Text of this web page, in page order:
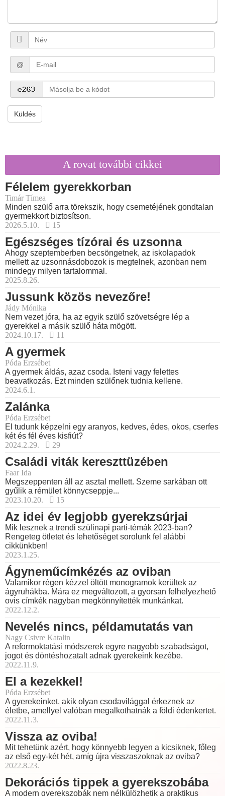
@
Küldés
A rovat további cikkei
Félelem gyerekkorban
Timár Tímea
Minden szülő arra törekszik, hogy csemetéjének gondtalan
gyermekkort biztosítson.
2026.5.10.
15
Egészséges tízórai és uzsonna
Ahogy szeptemberben becsöngetnek, az iskolapadok
mellett az uzsonnásdobozok is megtelnek, azonban nem
mindegy milyen tartalommal.
2025.8.26.
Jussunk közös nevezőre!
Jády Mónika
Nem vezet jóra, ha az egyik szülő szövetségre lép a
gyerekkel a másik szülő háta mögött.
2024.10.17.
11
A gyermek
Póda Erzsébet
A gyermek áldás, azaz csoda. Isteni vagy felettes
beavatkozás. Ezt minden szülőnek tudnia kellene.
2024.6.1.
Zalánka
Póda Erzsébet
El tudunk képzelni egy aranyos, kedves, édes, okos, cserfes
két és fél éves kisfiút?
2024.2.29.
29
Családi viták kereszttüzében
Faar Ida
Megszeppenten áll az asztal mellett. Szeme sarkában ott
gyűlik a rémület könnycseppje...
2023.10.20.
15
Az idei év legjobb gyerekzsúrjai
Mik lesznek a trendi szülinapi parti-témák 2023-ban?
Rengeteg ötletet és lehetőséget sorolunk fel alábbi
cikkünkben!
2023.1.25.
Ágyneműcímkézés az oviban
Valamikor régen kézzel öltött monogramok kerültek az
ágyruhákba. Mára ez megváltozott, a gyorsan felhelyezhető
ovis címkék nagyban megkönnyítették munkánkat.
2022.12.2.
Nevelés nincs, példamutatás van
Nagy Csivre Katalin
A reformoktatási módszerek egyre nagyobb szabadságot,
jogot és döntéshozatalt adnak gyerekeink kezébe.
2022.11.9.
El a kezekkel!
Póda Erzsébet
A gyerekeinket, akik olyan csodavilággal érkeznek az
életbe, amellyel valóban megalkothatnák a földi édenkertet.
2022.11.3.
Vissza az oviba!
Mit tehetünk azért, hogy könnyebb legyen a kicsiknek, főleg
az első egy-két hét, amíg újra visszaszoknak az oviba?
2022.8.23.
Dekorációs tippek a gyerekszobába
A modern gyerekszobák nem nélkülözhetik a praktikus